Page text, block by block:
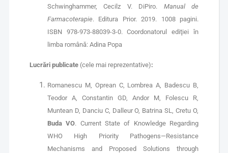
Schwinghammer, Cecilz V. DiPiro. Manual de
Farmacoterapie. Editura Prior. 2019. 1008 pagini.
ISBN 978-973-88039-3-0. Coordonatorul ediţiei în
limba română: Adina Popa
Lucrări publicate(cele mai reprezentative):
Romanescu M, Oprean C, Lombrea A, Badescu B,
Teodor A, Constantin GD, Andor M, Folescu R,
Muntean D, Danciu C, Dalleur O, Batrina SL, Cretu O,
Buda VO. Current State of Knowledge Regarding
WHO High Priority Pathogens—Resistance
Mechanisms and Proposed Solutions through